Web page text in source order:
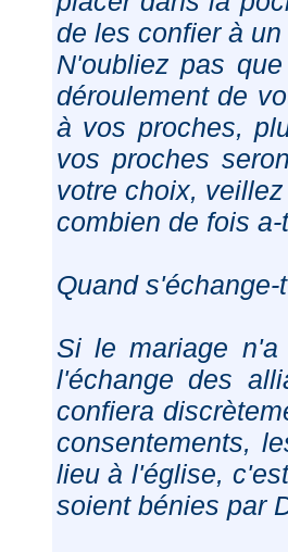
de les confier à
N'oubliez pas
déroulement de
à vos proches,
vos proches
votre choix,
combien de fois
Quand
Si le mariage
l'échange des
confiera
consentements,
lieu à l'église,
soient bénies par